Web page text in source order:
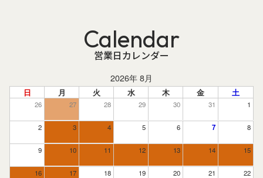
Calendar
営業日カレンダー
2026年 8月
日 月 火 水 木 金 土
26 27 28 29 30 31 1
2 3 4 5 6 7 8
9 10 11 12 13 14 15
16 17 18 19 20 21 22